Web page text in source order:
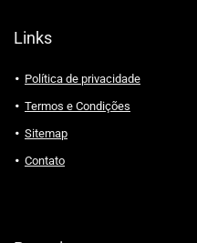
Links
Política de privacidade
Termos e Condições
Sitemap
Contato